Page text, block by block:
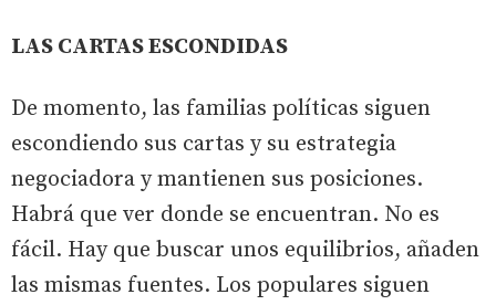
LAS CARTAS ESCONDIDAS
De momento, las familias políticas siguen
escondiendo sus cartas y su estrategia
negociadora y mantienen sus posiciones.
Habrá que ver donde se encuentran. No es
fácil. Hay que buscar unos equilibrios, añaden
las mismas fuentes. Los populares siguen